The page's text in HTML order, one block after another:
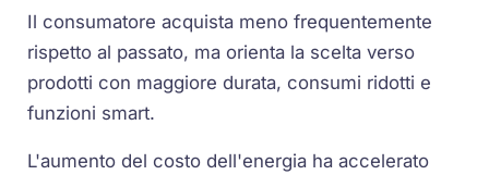
Il consumatore acquista meno frequentemente
rispetto al passato, ma orienta la scelta verso
prodotti con maggiore durata, consumi ridotti e
funzioni smart.
L'aumento del costo dell'energia ha accelerato